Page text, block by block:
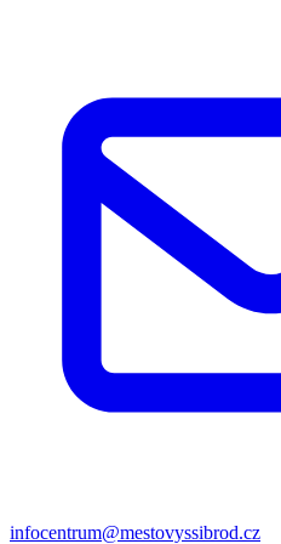
infocentrum@mestovyssibrod.cz